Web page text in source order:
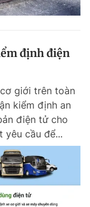
định điện
giới trên toàn
kiểm định an
điện tử cho
yêu cầu để...